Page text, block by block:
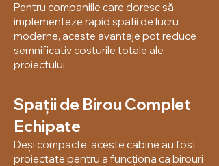
Pentru companiile care doresc să
implementeze rapid spații de lucru
moderne, aceste avantaje pot reduce
semnificativ costurile totale ale
proiectului.
Spații de Birou Complet
Echipate
Deși compacte, aceste cabine au fost
proiectate pentru a funcționa ca birouri